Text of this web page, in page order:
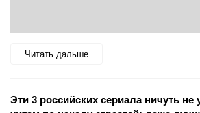
Читать дальше
Эти 3 российских сериала ничуть не